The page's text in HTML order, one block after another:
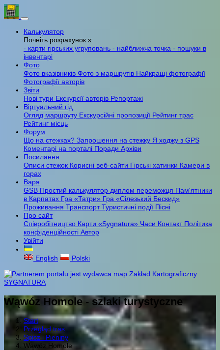
Калькулятор
Почніть розрахунок з:
- карти гірських угруповань - найближча точка - пошуки в
інвентарі
Фото
Фото вказівників Фото з маршрутів Найкращі фотографії
Фотографії авторів
Звіти
Нові тури Екскурсії авторів Репортажі
Віртуальний гід
Огляд маршруту Екскурсійні пропозиції Рейтинг трас
Рейтинг місць
Форум
Що на стежках? Запрошення на стежку Я ходжу з GPS
Коментарі на порталі Поради Архіви
Посилання
Описи стежок Корисні веб-сайти Гірські хатинки Камери в
горах
Варя
GSB Простий калькулятор диплом переможця Пам'ятники
в Карпатах Гра «Татри» Гра «Сілезький Бескид»
Проживання ТранспортТуристичні події Пісні
Про сайт
Співробітництво Карти «Sygnatura» Часи Контакт Політика
конфіденційності Автор
Увійти
English Polski
Wąwóz Homole - szlaki turystyczne
Start
Przegląd tras
Spisz i Pieniny
Wąwóz Homole